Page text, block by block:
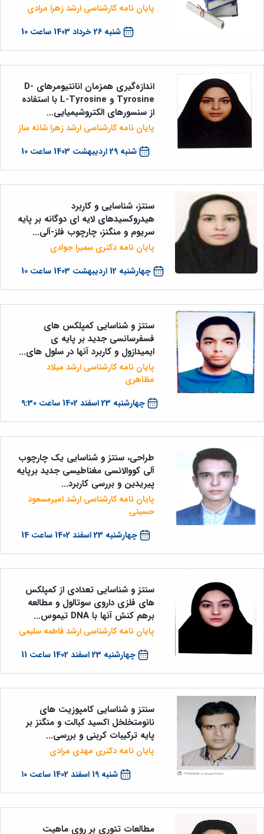
شنبه 26 خرداد 1403 ساعت 10
پایان نامه کارشناسی ارشد زهرا مرادی
شنبه 29 اردیبهشت 1403 ساعت 10
اندازه‌گیری همزمان انانتیومرهای D-
Tyrosine و L-Tyrosine با استفاده
از سنسورهای الکتروشیمیایی...
پایان نامه کارشناسی ارشد زهرا شانه ساز
چهارشنبه 12 اردیبهشت 1403 ساعت 10
سنتز، شناسایی و کاربرد
هیدروکسیدهای لایه ای دوگانه بر پایه
سریوم و منگنز، چارچوب فلز-آلی...
پایان نامه دکتری سمیرا جوادی
چهارشنبه 23 اسفند 1402 ساعت 9:30
سنتز و شناسایی کمپلکس های
فسفرسانسی جدید بر پایه ی
ایمیدازول و کاربرد آنها در سلول های...
پایان نامه کارشناسی ارشد میلاد
مظاهری
چهارشنبه 23 اسفند 1402 ساعت 14
طراحی، سنتز و شناسایی یک چارچوب
آلی کووالانسی مغناطیسی جدید برپایه
پیریدین و بررسی کاربرد...
پایان نامه کارشناسی ارشد امیرمسعود
حسینی
چهارشنبه 23 اسفند 1402 ساعت 11
سنتز و شناسایی تعدادی از کمپلکس
های فلزی داروی سوتالول و مطالعه
برهم کنش آنها با DNA تیموس...
پایان نامه کارشناسی ارشد فاطمه سلیمی
شنبه 19 اسفند 1402 ساعت ۱۰
سنتز و شناسایی کامپوزیت های
نانومتخلخل اکسید کبالت و منگنز بر
پایه ترکیبات کربنی و بررسی...
پایان نامه دکتری مهدی مرادی
مطالعات تئوری بر روی ماهیت